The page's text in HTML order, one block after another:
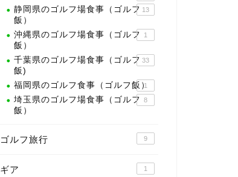
静岡県のゴルフ場食事（ゴルフ
飯）
13
沖縄県のゴルフ場食事（ゴルフ
飯）
1
千葉県のゴルフ場食事（ゴルフ
飯)
33
福岡県のゴルフ食事（ゴルフ飯）1
埼玉県のゴルフ場食事（ゴルフ
飯）
8
ゴルフ旅行 9
ギア 1